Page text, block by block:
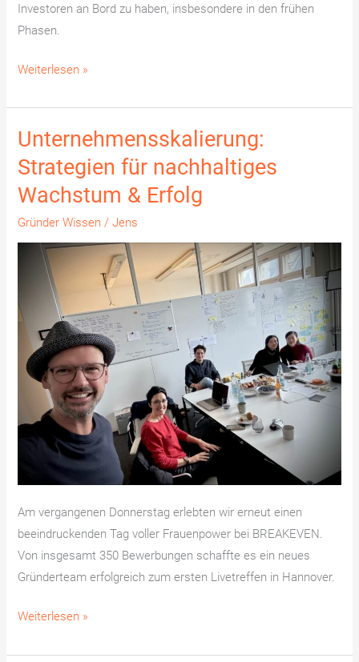
Investoren an Bord zu haben, insbesondere in den frühen
Phasen.
Weiterlesen »
Unternehmensskalierung:
Strategien für nachhaltiges
Wachstum & Erfolg
Gründer Wissen /Jens
Am vergangenen Donnerstag erlebten wir erneut einen
beeindruckenden Tag voller Frauenpower bei BREAKEVEN.
Von insgesamt 350 Bewerbungen schaffte es ein neues
Gründerteam erfolgreich zum ersten Livetreffen in Hannover.
Unternehmensskalierung:
Strategien
für
nachhaltiges
Wachstum
&
Erfolg
Weiterlesen »